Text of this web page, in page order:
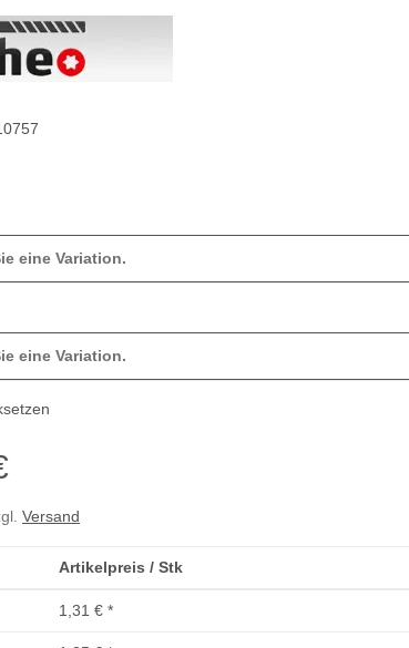
eine Variation.
eine Variation.
Versand
Artikelpreis / Stk
1,31 € *